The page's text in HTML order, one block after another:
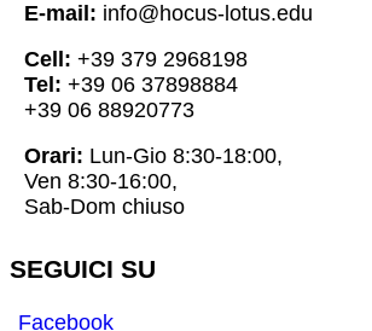
E-mail: info@hocus-lotus.edu
Cell: +39 379 2968198
Tel: +39 06 37898884
+39 06 88920773
Orari: Lun-Gio 8:30-18:00,
Ven 8:30-16:00,
Sab-Dom chiuso
SEGUICI SU
Facebook